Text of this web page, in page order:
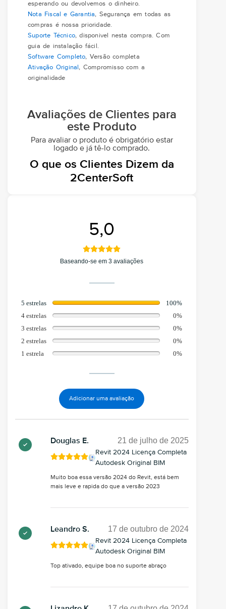
5,0
Baseando-se em 3 avaliações
5 estrelas
100%
4 estrelas
0%
3 estrelas
0%
2 estrelas
0%
1 estrela
0%
Adicionar uma avaliação
Douglas E. 21 de julho de 2025
Revit 2024 Licença Completa
Autodesk Original BIM
Muito boa essa versão 2024 do Revit, está bem
mais leve e rapida do que a versão 2023
Leandro S. 17 de outubro de 2024
Revit 2024 Licença Completa
Autodesk Original BIM
Top ativado, equipe boa no suporte abraço
esperando ou devolvemos o dinheiro.
Nota Fiscal e Garantia, Segurança em todas as
compras é nossa prioridade.
Suporte Técnico, disponivel nesta compra. Com
guia de instalação fácil.
Software Completo, Versão completa
Ativação Original , Compromisso com a
originalidade
Avaliações de Clientes para
este Produto
Para avaliar o produto é obrigatório estar
logado e já tê-lo comprado.
O que os Clientes Dizem da
2CenterSoft